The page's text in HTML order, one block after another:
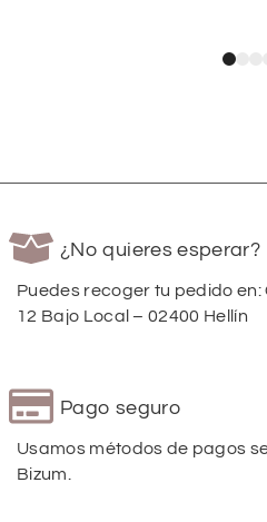
¿No quieres esperar?
Puedes recoger tu pedido
12 Bajo Local – 02400 Hellín
Pago seguro
Usamos métodos de pagos
Bizum.